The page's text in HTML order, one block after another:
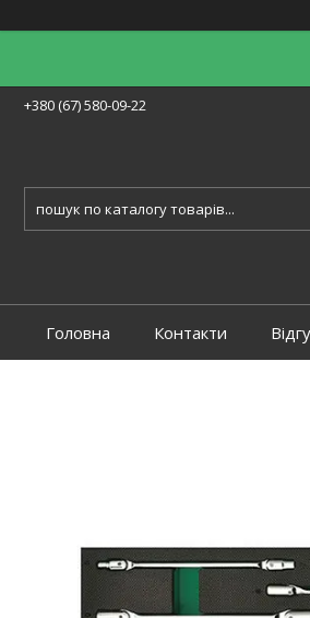
+380 (67) 580-09-22
Головна Контакти